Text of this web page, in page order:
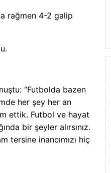
rağmen 4-2 galip
“Futbolda bazen
her şey her an
ettik. Futbol ve hayat
bir şeyler alırsınız.
tersine inancımızı hiç